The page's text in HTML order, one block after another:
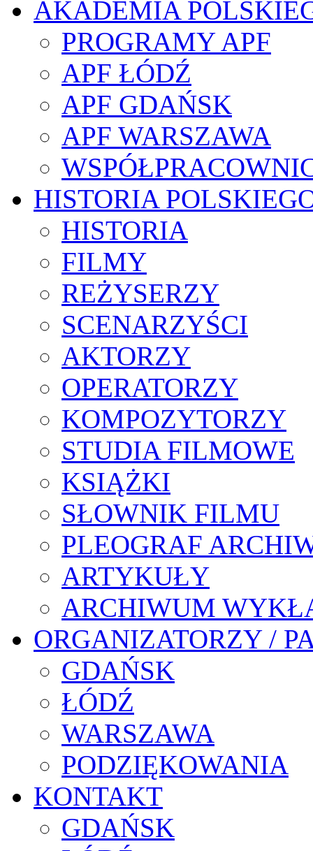
AKADEMIA
PROGRAMY APF
APF ŁÓDŹ
APF GDAŃSK
APF WARSZAWA
HISTORIA
HISTORIA
FILMY
REŻYSERZY
SCENARZYŚCI
AKTORZY
OPERATORZY
KOMPOZYTORZY
STUDIA FILMOWE
KSIĄŻKI
SŁOWNIK FILMU
PLEOGRAF
ARTYKUŁY
ARCHIWUM
ORGANIZATORZY /
GDAŃSK
ŁÓDŹ
WARSZAWA
PODZIĘKOWANIA
KONTAKT
GDAŃSK